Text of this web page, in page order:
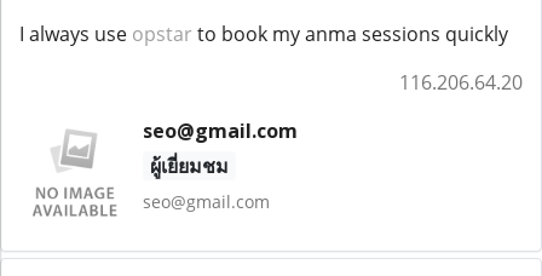
I always use opstar to book my anma sessions quickly
116.206.64.20
seo@gmail.com
ผู้เยี่ยมชม
seo@gmail.com